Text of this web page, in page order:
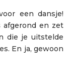
een dansje!
en zet
die je uitstelde
En ja, gewoon